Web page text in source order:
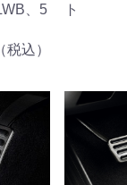
、5
込）
ト